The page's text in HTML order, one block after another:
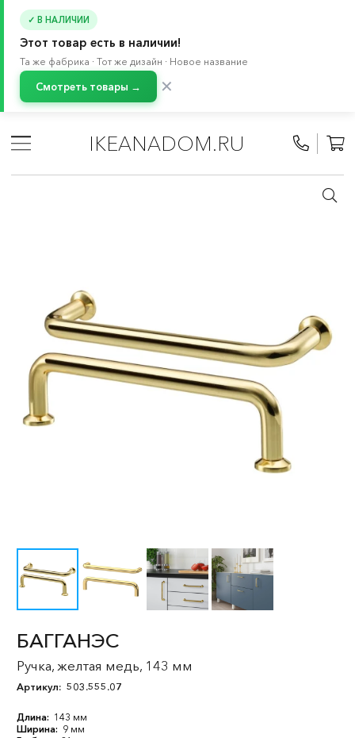
✓ В НАЛИЧИИ
Этот товар есть в наличии!
Та же фабрика · Тот же дизайн · Новое название
Смотреть товары → ✕
IKEANADOM.RU
/
Система хранения БЕСТО / Ручки
БАГГАНЭС
Ручка, желтая медь, 143 мм
Артикул: 503.555.07
Длина: 143 мм
Ширина: 9 мм